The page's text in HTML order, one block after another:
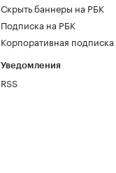
Скрыть баннеры на РБК
Подписка на РБК
Корпоративная подписка
Уведомления
RSS